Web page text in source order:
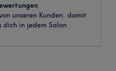
unseren Kunden, damit
dich in jedem Salon